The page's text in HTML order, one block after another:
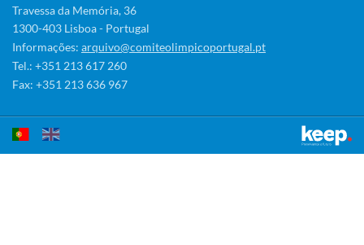
Travessa da Memória, 36
1300-403 Lisboa - Portugal
Informações: arquivo@comiteolimpicoportugal.pt
Tel.: +351 213 617 260
Fax: +351 213 636 967